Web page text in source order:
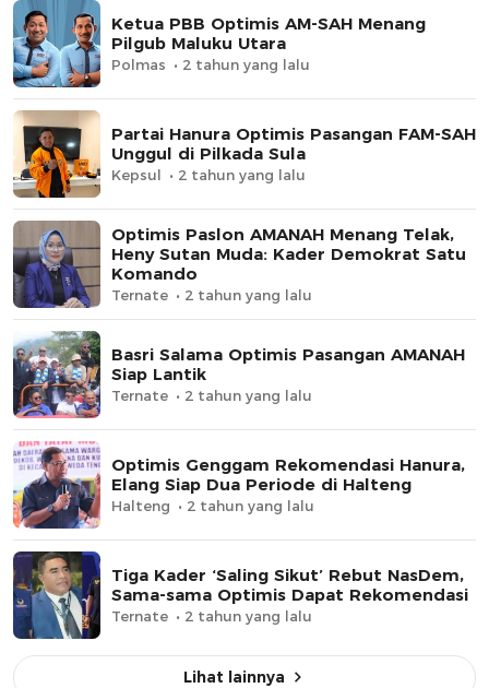
Ketua PBB Optimis AM-SAH Menang
Pilgub Maluku Utara
Polmas 2 tahun yang lalu
Partai Hanura Optimis Pasangan FAM-SAH
Unggul di Pilkada Sula
Kepsul 2 tahun yang lalu
Optimis Paslon AMANAH Menang Telak,
Heny Sutan Muda: Kader Demokrat Satu
Komando
Ternate 2 tahun yang lalu
Basri Salama Optimis Pasangan AMANAH
Siap Lantik
Ternate 2 tahun yang lalu
Optimis Genggam Rekomendasi Hanura,
Elang Siap Dua Periode di Halteng
Halteng 2 tahun yang lalu
Tiga Kader ‘Saling Sikut’ Rebut NasDem,
Sama-sama Optimis Dapat Rekomendasi
Ternate 2 tahun yang lalu
Lihat lainnya